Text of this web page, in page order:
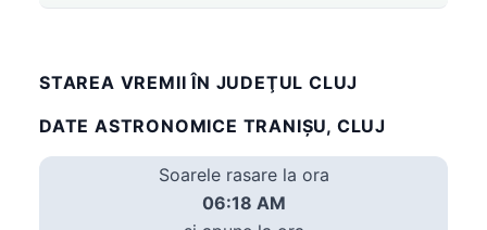
STAREA VREMII ÎN JUDEŢUL CLUJ
DATE ASTRONOMICE TRANIŞU, CLUJ
Soarele rasare la ora
06:18 AM